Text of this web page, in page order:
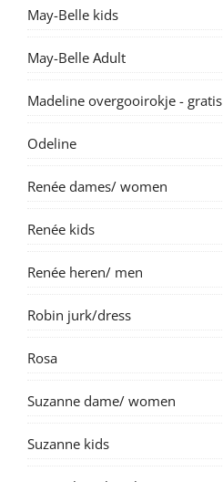
May-Belle kids
May-Belle Adult
Madeline overgooirokje - gratis
Odeline
Renée dames/ women
Renée kids
Renée heren/ men
Robin jurk/dress
Rosa
Suzanne dame/ women
Suzanne kids